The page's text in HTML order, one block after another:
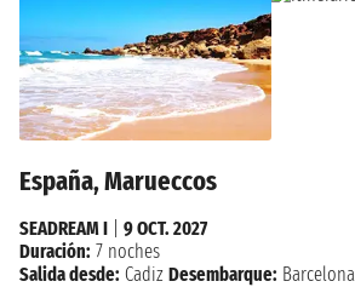
España, Marueccos
SEADREAM I
9 OCT. 2027
Duración: 7 noches
Salida desde: Cadiz Desembarque: Barcelona